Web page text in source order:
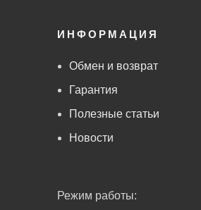
ИНФОРМАЦИЯ
Обмен и возврат
Гарантия
Полезные статьи
Новости
Режим работы: